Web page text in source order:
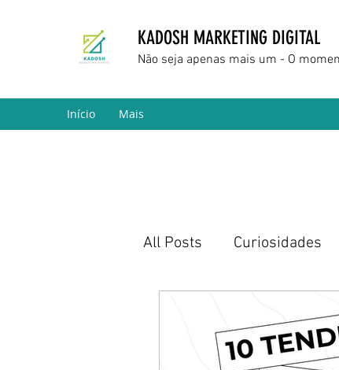
KADOSH MARKETING DIGITAL
Não seja apenas mais um - O
Início Mais
All Posts Curiosidades